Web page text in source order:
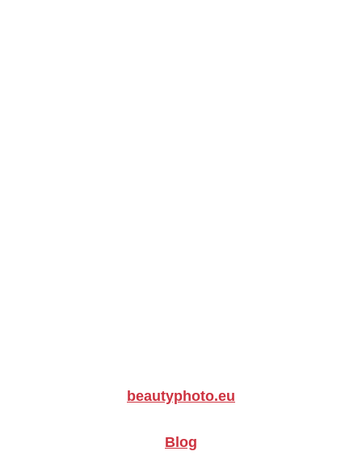
beautyphoto.eu
Blog